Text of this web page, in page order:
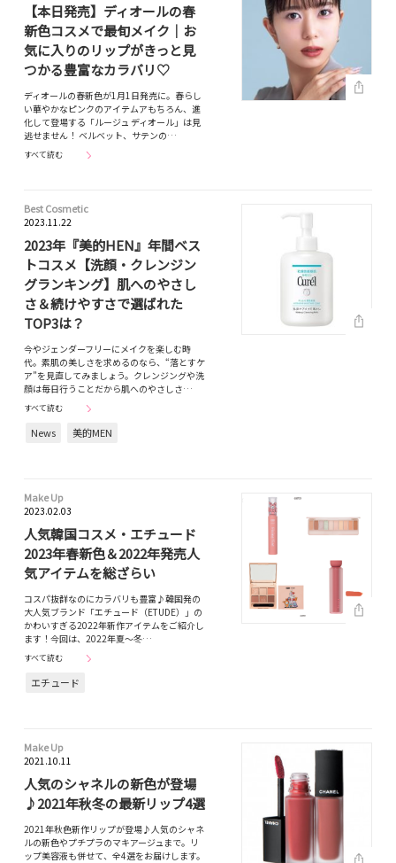
【本日発売】ディオールの春
新色コスメで最旬メイク｜お
気に入りのリップがきっと見
つかる豊富なカラバリ♡
ディオールの春新色が1月1日発売に。春らし
い華やかなピンクのアイテムアもちろん、進
化して登場する「ルージュ ディオール」は見
逃せません！ ベルベット、サテンの…
すべて読む
Best Cosmetic
2023.11.22
2023年『美的HEN』年間ベス
トコスメ【洗顔・クレンジン
グランキング】肌へのやさし
さ＆続けやすさで選ばれた
TOP3は？
今やジェンダーフリーにメイクを楽しむ時
代。素肌の美しさを求めるのなら、“落とすケ
ア”を見直してみましょう。クレンジングや洗
顔は毎日行うことだから肌へのやさしさ…
すべて読む
News 美的MEN
Make Up
2023.02.03
人気韓国コスメ・エチュード
2023年春新色＆2022年発売人
気アイテムを総ざらい
コスパ抜群なのにカラバリも豊富♪韓国発の
大人気ブランド「エチュード（ETUDE）」の
かわいすぎる2022年新作アイテムをご紹介し
ます！今回は、2022年夏〜冬…
すべて読む
エチュード
Make Up
2021.10.11
人気のシャネルの新色が登場
♪2021年秋冬の最新リップ4選
2021年秋色新作リップが登場♪人気のシャネ
ルの新色やプチプラのマキアージュまで。リ
ップ美容液も併せて、全4選をお届けします。